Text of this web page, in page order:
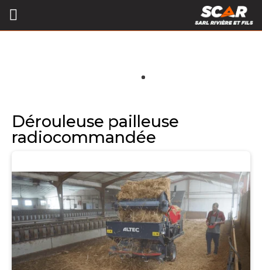
Dérouleuse pailleuse
radiocommandée